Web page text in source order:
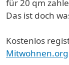
für 20 qm
Das ist doch
Kostenlos
Mitwohnen.org